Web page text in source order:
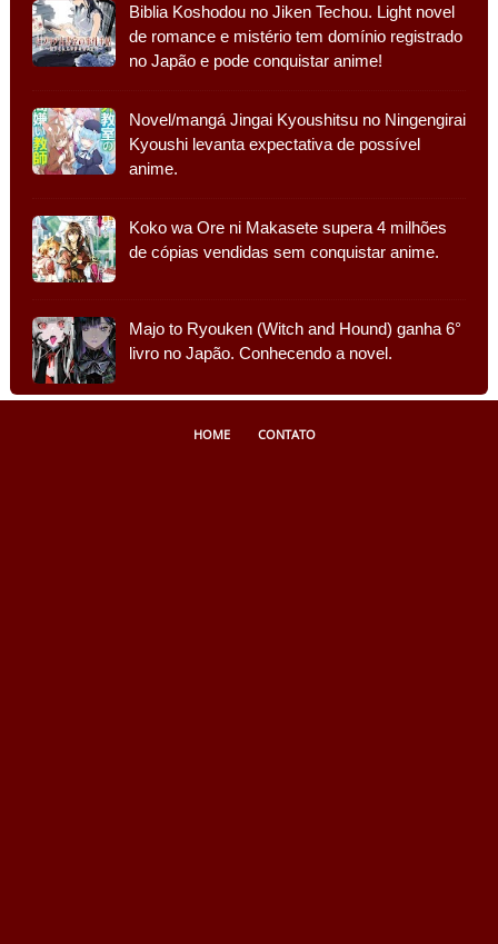
Biblia Koshodou no Jiken Techou. Light novel
de romance e mistério tem domínio registrado
no Japão e pode conquistar anime!
Novel/mangá Jingai Kyoushitsu no Ningengirai
Kyoushi levanta expectativa de possível
anime.
Koko wa Ore ni Makasete supera 4 milhões
de cópias vendidas sem conquistar anime.
Majo to Ryouken (Witch and Hound) ganha 6°
livro no Japão. Conhecendo a novel.
HOME CONTATO